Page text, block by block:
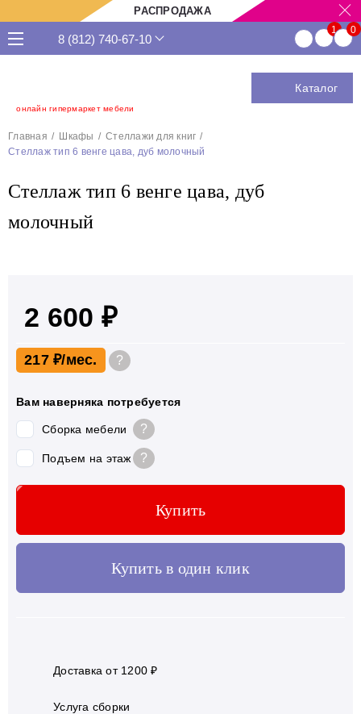
РАСПРОДАЖА
онлайн гипермаркет мебели
8 (812) 740-67-10
Каталог
Главная Шкафы
Стеллажи для книг
Стеллаж тип 6 венге цава, дуб молочный
Стеллаж тип 6 венге цава, дуб
молочный
2 600 ₽
217 ₽ ?
Вам наверняка потребуется
Сборка мебели ?
Подъем на этаж ?
Купить
Купить в один клик
Доставка от 1200 ₽
Услуга сборки